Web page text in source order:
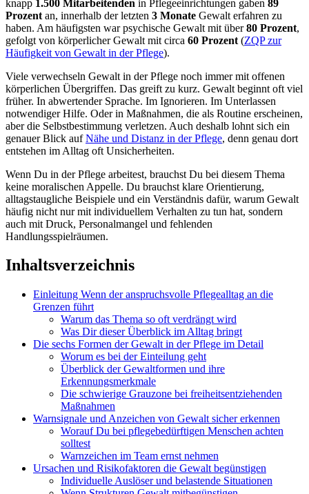
knapp 1.500 Mitarbeitenden in Pflegeeinrichtungen gaben 89
Prozent an, innerhalb der letzten 3 Monate Gewalt erfahren zu
haben. Am häufigsten war psychische Gewalt mit über80 Prozent,
gefolgt von körperlicher Gewalt mit circa 60 Prozent (ZQP zur
Häufigkeit von Gewalt in der Pflege).
Viele verwechseln Gewalt in der Pflege noch immer mit offenen
körperlichen Übergriffen. Das greift zu kurz. Gewalt beginnt oft viel
früher. In abwertender Sprache. Im Ignorieren. Im Unterlassen
notwendiger Hilfe. Oder in Maßnahmen, die als Routine erscheinen,
aber die Selbstbestimmung verletzen. Auch deshalb lohnt sich ein
genauer Blick aufNähe und Distanz in der Pflege, denn genau dort
entstehen im Alltag oft Unsicherheiten.
Wenn Du in der Pflege arbeitest, brauchst Du bei diesem Thema
keine moralischen Appelle. Du brauchst klare Orientierung,
alltagstaugliche Beispiele und ein Verständnis dafür, warum Gewalt
häufig nicht nur mit individuellem Verhalten zu tun hat, sondern
auch mit Druck, Personalmangel und fehlenden
Handlungsspielräumen.
Inhaltsverzeichnis
Einleitung Wenn der anspruchsvolle Pflegealltag an die
Grenzen führt
Warum das Thema so oft verdrängt wird
Was Dir dieser Überblick im Alltag bringt
Die sechs Formen der Gewalt in der Pflege im Detail
Worum es bei der Einteilung geht
Überblick der Gewaltformen und ihre
Erkennungsmerkmale
Die schwierige Grauzone bei freiheitsentziehenden
Maßnahmen
Warnsignale und Anzeichen von Gewalt sicher erkennen
Worauf Du bei pflegebedürftigen Menschen achten
solltest
Warnzeichen im Team ernst nehmen
Ursachen und Risikofaktoren die Gewalt begünstigen
Individuelle Auslöser und belastende Situationen